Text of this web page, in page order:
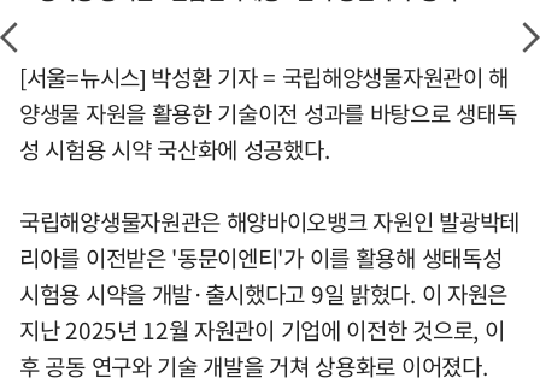
[서울=뉴시스] 박성환 기자 = 국립해양생물자원관이 해
양생물 자원을 활용한 기술이전 성과를 바탕으로 생태독
성 시험용 시약 국산화에 성공했다.
국립해양생물자원관은 해양바이오뱅크 자원인 발광박테
리아를 이전받은 '동문이엔티'가 이를 활용해 생태독성
시험용 시약을 개발·출시했다고 9일 밝혔다. 이 자원은
지난 2025년 12월 자원관이 기업에 이전한 것으로, 이
후 공동 연구와 기술 개발을 거쳐 상용화로 이어졌다.